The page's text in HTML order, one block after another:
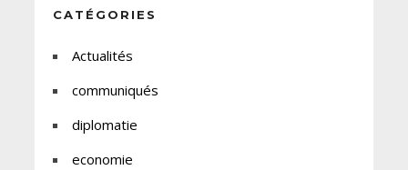
CATÉGORIES
Actualités
communiqués
diplomatie
economie